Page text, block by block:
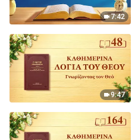
7:42
9:47